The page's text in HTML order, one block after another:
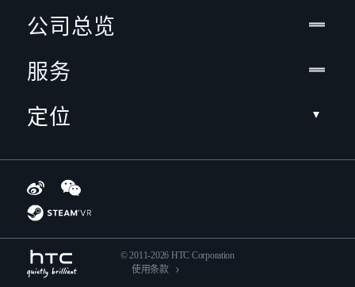
公司总览
服务
定位
© 2011-2026 HTC Corporation
使用条款